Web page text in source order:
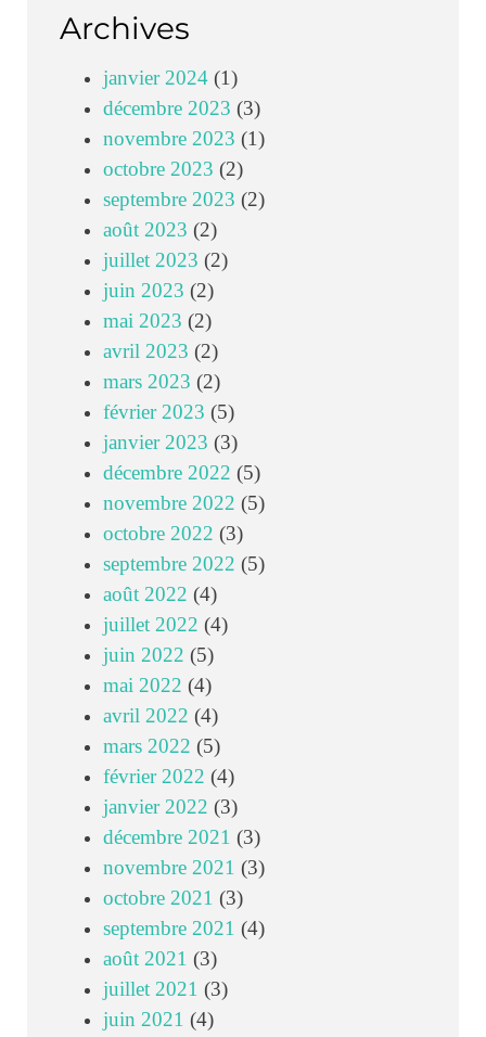
Archives
janvier 2024 (1)
décembre 2023 (3)
novembre 2023 (1)
octobre 2023 (2)
septembre 2023 (2)
août 2023 (2)
juillet 2023 (2)
juin 2023 (2)
mai 2023 (2)
avril 2023 (2)
mars 2023 (2)
février 2023 (5)
janvier 2023 (3)
décembre 2022 (5)
novembre 2022 (5)
octobre 2022 (3)
septembre 2022 (5)
août 2022 (4)
juillet 2022 (4)
juin 2022 (5)
mai 2022 (4)
avril 2022 (4)
mars 2022 (5)
février 2022 (4)
janvier 2022 (3)
décembre 2021 (3)
novembre 2021 (3)
octobre 2021 (3)
septembre 2021 (4)
août 2021 (3)
juillet 2021 (3)
juin 2021 (4)